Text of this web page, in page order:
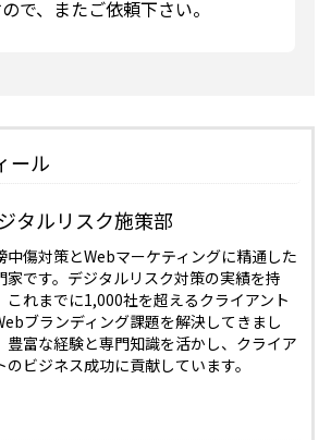
で、またご依頼下さい。
ール
タルリスク施策部
中傷対策とWebマーケティングに精通した
家です。デジタルリスク対策の実績を持
これまでに1,000社を超えるクライアント
ブランディング課題を解決してきまし
豊富な経験と専門知識を活かし、クライア
のビジネス成功に貢献しています。